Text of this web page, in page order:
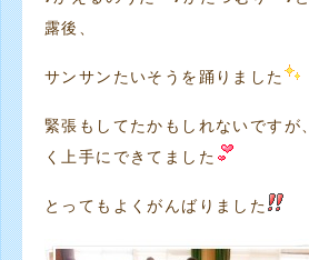
露後、
サンサンたいそうを踊りました
緊張もしてたかもしれないですが
く上手にできてました
とってもよくがんばりました